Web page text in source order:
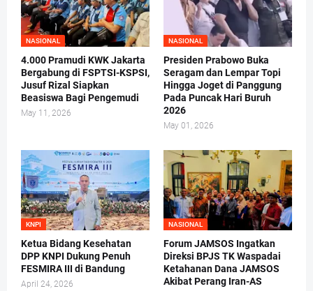
NASIONAL
4.000 Pramudi KWK Jakarta
Bergabung di FSPTSI-KSPSI,
Jusuf Rizal Siapkan
Beasiswa Bagi Pengemudi
May 11, 2026
NASIONAL
Presiden Prabowo Buka
Seragam dan Lempar Topi
Hingga Joget di Panggung
Pada Puncak Hari Buruh
2026
May 01, 2026
KNPI
Ketua Bidang Kesehatan
DPP KNPI Dukung Penuh
FESMIRA III di Bandung
April 24, 2026
NASIONAL
Forum JAMSOS Ingatkan
Direksi BPJS TK Waspadai
Ketahanan Dana JAMSOS
Akibat Perang Iran-AS